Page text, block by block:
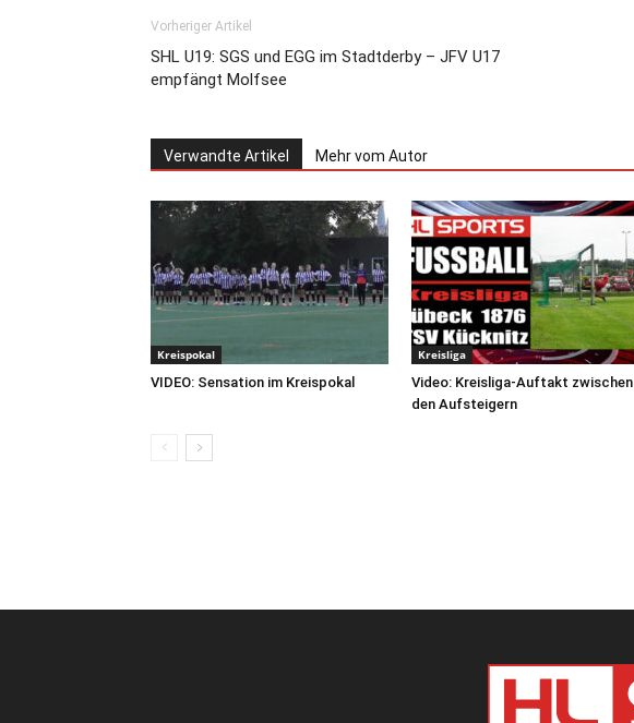
Vorheriger Artikel
SHL U19: SGS und EGG im Stadtderby – JFV U17
empfängt Molfsee
Verwandte Artikel Mehr vom Autor
Kreispokal
VIDEO: Sensation im Kreispokal
Kreisliga
Video: Kreisliga-Auftakt zwischen
den Aufsteigern